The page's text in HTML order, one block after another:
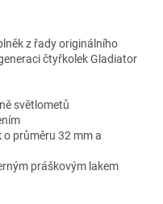
z řady originálního
čtyřkolek Gladiator
světlometů
průměru 32 mm a
práškovým lakem